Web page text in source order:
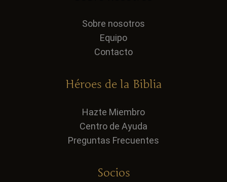
Sobre nosotros
Equipo
Contacto
Héroes de la Biblia
Hazte Miembro
Centro de Ayuda
Preguntas Frecuentes
Socios